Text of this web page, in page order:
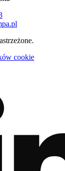
cookie